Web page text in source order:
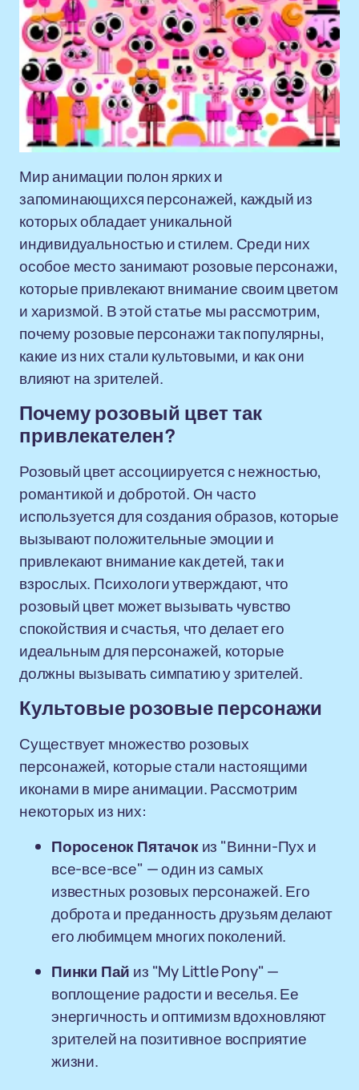
Мир анимации полон ярких и
запоминающихся персонажей, каждый из
которых обладает уникальной
индивидуальностью и стилем. Среди них
особое место занимают розовые персонажи,
которые привлекают внимание своим цветом
и харизмой. В этой статье мы рассмотрим,
почему розовые персонажи так популярны,
какие из них стали культовыми, и как они
влияют на зрителей.
Почему розовый цвет так
привлекателен?
Розовый цвет ассоциируется с нежностью,
романтикой и добротой. Он часто
используется для создания образов, которые
вызывают положительные эмоции и
привлекают внимание как детей, так и
взрослых. Психологи утверждают, что
розовый цвет может вызывать чувство
спокойствия и счастья, что делает его
идеальным для персонажей, которые
должны вызывать симпатию у зрителей.
Культовые розовые персонажи
Существует множество розовых
персонажей, которые стали настоящими
иконами в мире анимации. Рассмотрим
некоторых из них:
Поросенок Пятачокиз "Винни-Пух и
все-все-все" — один из самых
известных розовых персонажей. Его
доброта и преданность друзьям делают
его любимцем многих поколений.
Пинки Пай из "My Little Pony" —
воплощение радости и веселья. Ее
энергичность и оптимизм вдохновляют
зрителей на позитивное восприятие
жизни.